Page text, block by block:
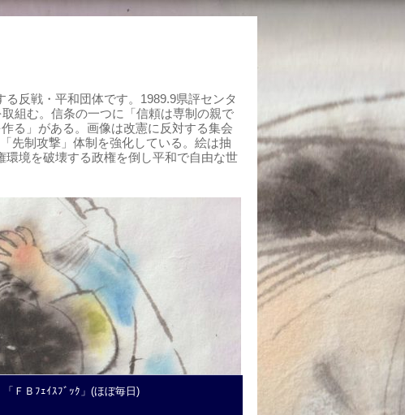
反戦・平和団体です。1989.9県評センタ
組む。信条の一つに「信頼は専制の親で
る」がある。画像は改憲に反対する集会
先制攻撃」体制を強化している。絵は抽
境を破壊する政権を倒し平和で自由な世
「ＦＢﾌｪｲｽﾌﾞｯｸ」(ほぼ毎日)